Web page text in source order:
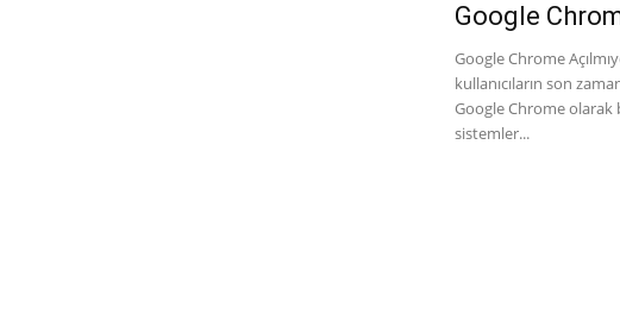
Google
Google Chrome
kullanıcıların son
Google Chrome olarak
sistemler...